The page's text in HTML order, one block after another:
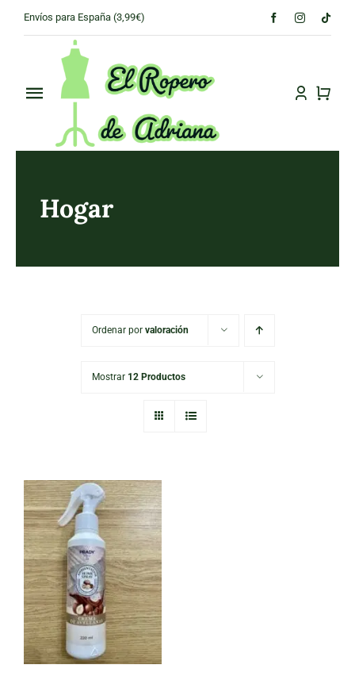
Envíos para España (3,99€)
Toggle
Navigation
PRINCIPAL
Hogar
Ordenar por valoración
Mostrar 12 Productos
Ambientador
spray Crema de
avellana